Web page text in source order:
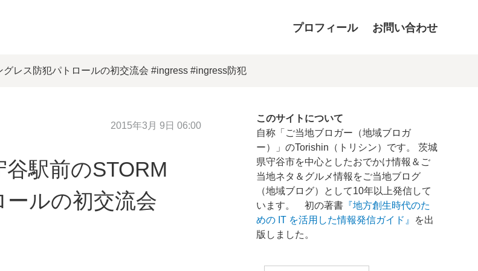
プロフィール お問い合わせ
レス防犯パトロールの初交流会 #ingress #ingress防犯
2015年3月 9日 06:00
駅前のSTORM
ルの初交流会
このサイトについて
自称「ご当地ブロガー（地域ブロガ
ー）」のTorishin（トリシン）です。 茨城
県守谷市を中心としたおでかけ情報＆ご
当地ネタ＆グルメ情報をご当地ブログ
（地域ブログ）として10年以上発信して
います。 初の著書『地方創生時代のた
めの IT を活用した情報発信ガイド』
を出
版しました。